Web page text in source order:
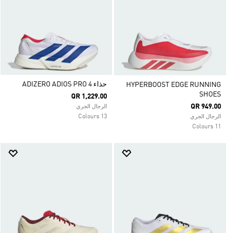
HYPERBOOST EDGE RUNNING
SHOES
QR 949.00
الرجال الجري
11 Colours
حذاء ADIZERO ADIOS PRO 4
QR 1,229.00
الرجال الجري
13 Colours